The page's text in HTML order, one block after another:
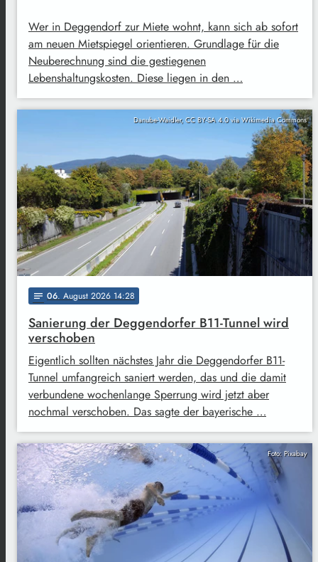
Wer in Deggendorf zur Miete wohnt, kann sich ab sofort
am neuen Mietspiegel orientieren. Grundlage für die
Neuberechnung sind die gestiegenen
Lebenshaltungskosten. Diese liegen in den …
Danube-Waidler, CC BY-SA 4.0 via Wikimedia Commons
notes 06. August 2026 14:28
Sanierung der Deggendorfer B11-Tunnel wird
verschoben
Eigentlich sollten nächstes Jahr die Deggendorfer B11-
Tunnel umfangreich saniert werden, das und die damit
verbundene wochenlange Sperrung wird jetzt aber
nochmal verschoben. Das sagte der bayerische …
Foto: Pixabay